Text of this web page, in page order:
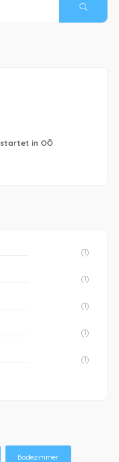
in OÖ
(1)
(1)
(1)
(1)
(1)
Badezimmer